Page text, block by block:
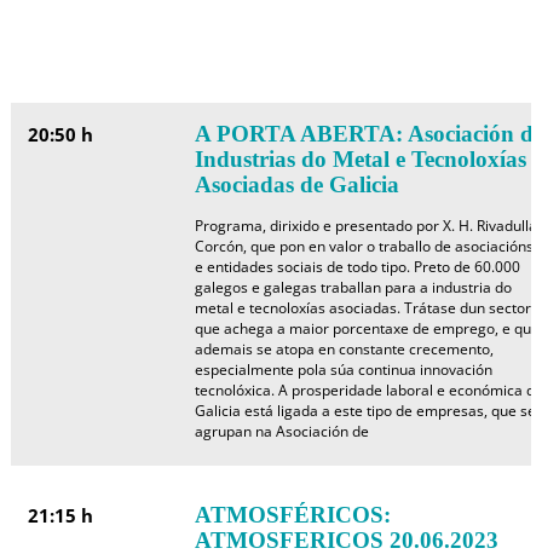
20:50 h
A PORTA ABERTA: Asociación de
Industrias do Metal e Tecnoloxías
Asociadas de Galicia
Programa, dirixido e presentado por X. H. Rivadulla
Corcón, que pon en valor o traballo de asociacións
e entidades sociais de todo tipo. Preto de 60.000
galegos e galegas traballan para a industria do
metal e tecnoloxías asociadas. Trátase dun sector
que achega a maior porcentaxe de emprego, e que
ademais se atopa en constante crecemento,
especialmente pola súa continua innovación
tecnolóxica. A prosperidade laboral e económica de
Galicia está ligada a este tipo de empresas, que se
agrupan na Asociación de
21:15 h
ATMOSFÉRICOS:
ATMOSFERICOS 20.06.2023